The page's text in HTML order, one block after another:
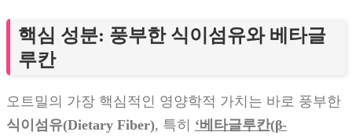
핵심 성분: 풍부한 식이섬유와 베타글
루칸
오트밀의 가장 핵심적인 영양학적 가치는 바로 풍부한
식이섬유(Dietary Fiber), 특히 ‘베타글루칸(β-